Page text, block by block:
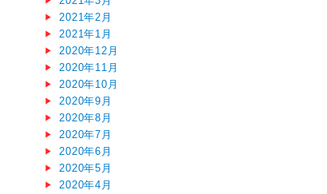
2021年2月
2021年1月
2020年12月
2020年11月
2020年10月
2020年9月
2020年8月
2020年7月
2020年6月
2020年5月
2020年4月